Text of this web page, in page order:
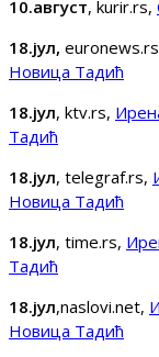
10.август, kurir.rs,
18.јул,
Новица Тадић
18.јул, ktv.rs,
Тадић
18.јул, telegraf.rs,
Новица Тадић
18.јул, time.rs,
Тадић
18.јул,naslovi.net,
Новица Тадић